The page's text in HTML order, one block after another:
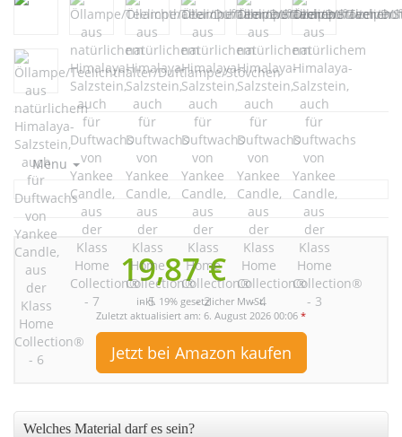
Menu
19,87 €
inkl. 19% gesetzlicher MwSt.
Zuletzt aktualisiert am: 6. August 2026 00:06 *
Jetzt bei Amazon kaufen
Welches Material darf es sein?